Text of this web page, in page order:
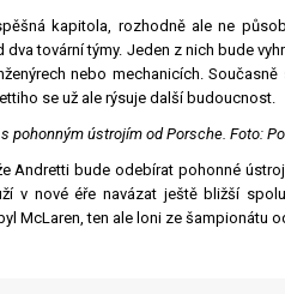
kapitola, rozhodně ale ne
tovární týmy. Jeden z nich bude
nebo mechanicích.
se už ale rýsuje další budoucnost.
pohonným ústrojím od Porsche. Foto:
Andretti bude odebírat pohonné
v nové éře navázat ještě bližší
McLaren, ten ale loni ze šampionátu